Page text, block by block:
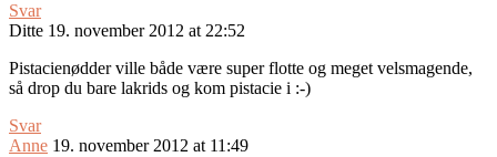
Svar
Ditte 19. november 2012 at 22:52
Pistacienødder ville både være super flotte og meget velsmagende,
så drop du bare lakrids og kom pistacie i :-)
Svar
Anne 19. november 2012 at 11:49